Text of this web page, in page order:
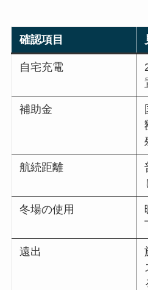
確認項目
自宅充電
補助金
航続距離
冬場の使用
遠出